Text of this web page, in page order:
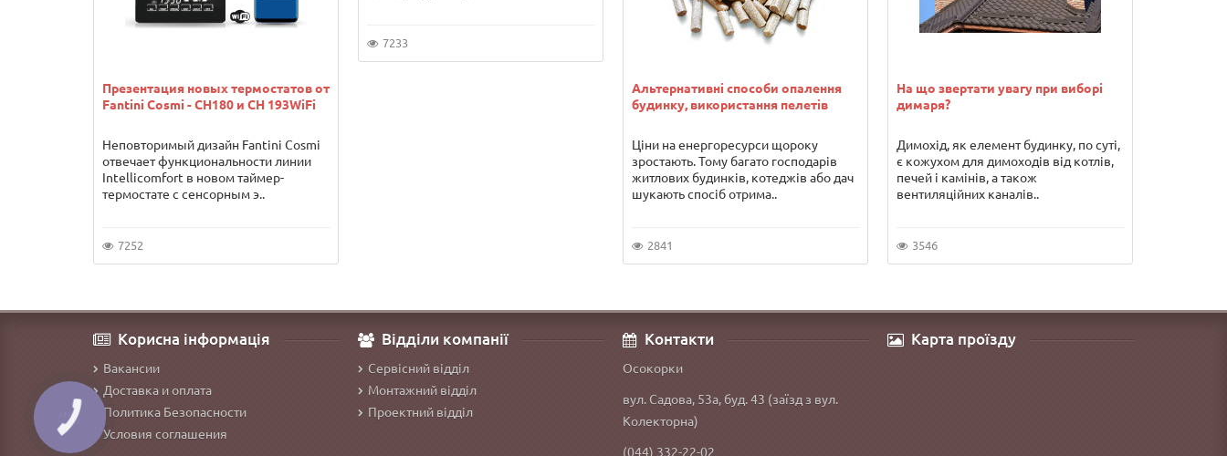
Презентация новых термостатов от
Fantini Cosmi - CH180 и CH 193WiFi
Неповторимый дизайн Fantini Cosmi
отвечает функциональности линии
Intellicomfort в новом таймер-
термостате с сенсорным э..
7252
7233
Альтернативні способи опалення
будинку, використання пелетів
Ціни на енергоресурси щороку
зростають. Тому багато господарів
житлових будинків, котеджів або дач
шукають спосіб отрима..
2841
На що звертати увагу при виборі
димаря?
Димохід, як елемент будинку, по суті,
є кожухом для димоходів від котлів,
печей і камінів, а також
вентиляційних каналів..
3546
Корисна інформація
Вакансии
Доставка и оплата
Политика Безопасности
Условия соглашения
Відділи компанії
Сервісний відділ
Монтажний відділ
Проектний відділ
Контакти
Осокорки
вул. Садова, 53а, буд. 43 (заїзд з вул.
Колекторна)
(044) 332-22-02
Карта проїзду
КНОПКА
ЗВ'ЯЗКУ